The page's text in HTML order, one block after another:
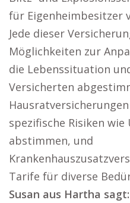
für Eigenheimbesitzer
Jede dieser
Möglichkeiten zur
die Lebenssituation
Versicherten
spezifische Risiken
abstimmen, und
Tarife für diverse
Susan aus Hartha sagt: